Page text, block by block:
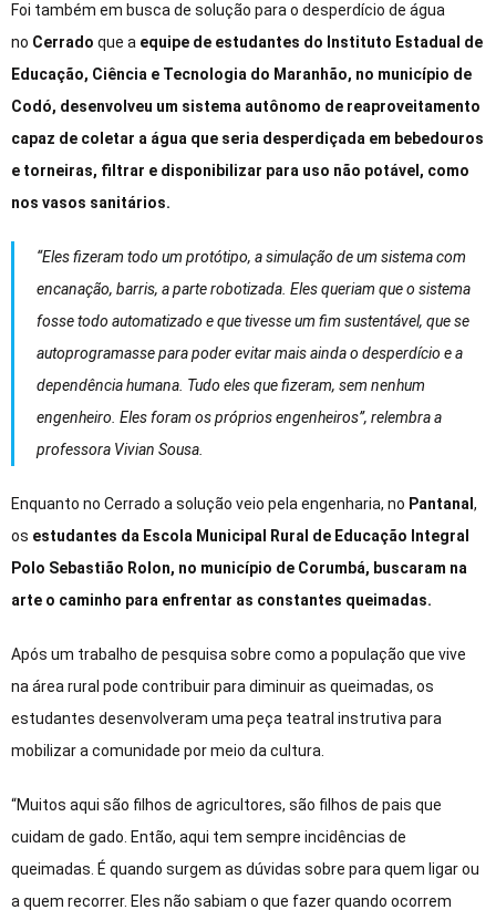
Foi também em busca de solução para o desperdício de água
no Cerrado que a equipe de estudantes do Instituto Estadual de
Educação, Ciência e Tecnologia do Maranhão, no município de
Codó, desenvolveu um sistema autônomo de reaproveitamento
capaz de coletar a água que seria desperdiçada em bebedouros
e torneiras, filtrar e disponibilizar para uso não potável, como
nos vasos sanitários.
“Eles fizeram todo um protótipo, a simulação de um sistema com
encanação, barris, a parte robotizada. Eles queriam que o sistema
fosse todo automatizado e que tivesse um fim sustentável, que se
autoprogramasse para poder evitar mais ainda o desperdício e a
dependência humana. Tudo eles que fizeram, sem nenhum
engenheiro. Eles foram os próprios engenheiros”, relembra a
professora Vivian Sousa.
Enquanto no Cerrado a solução veio pela engenharia, no Pantanal ,
os estudantes da Escola Municipal Rural de Educação Integral
Polo Sebastião Rolon, no município de Corumbá, buscaram na
arte o caminho para enfrentar as constantes queimadas.
Após um trabalho de pesquisa sobre como a população que vive
na área rural pode contribuir para diminuir as queimadas, os
estudantes desenvolveram uma peça teatral instrutiva para
mobilizar a comunidade por meio da cultura.
“Muitos aqui são filhos de agricultores, são filhos de pais que
cuidam de gado. Então, aqui tem sempre incidências de
queimadas. É quando surgem as dúvidas sobre para quem ligar ou
a quem recorrer. Eles não sabiam o que fazer quando ocorrem